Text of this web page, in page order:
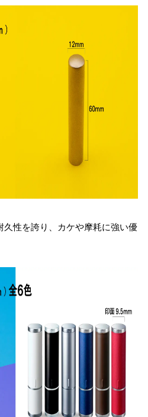
久性を誇り、カケや摩耗に強い優